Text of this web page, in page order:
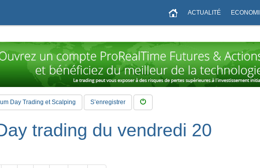
ACTUALITÉ
Day Trading et Scalping S’enregistrer
trading du vendredi 20